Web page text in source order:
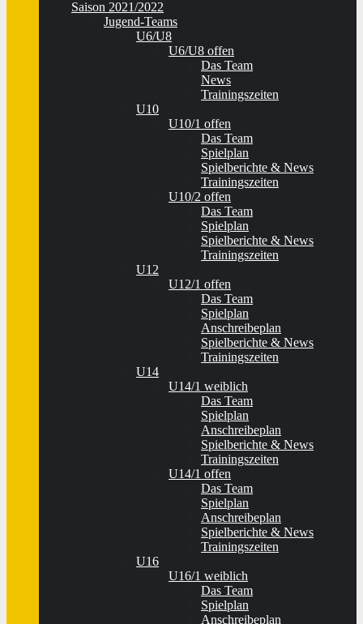
Saison 2021/2022
Jugend-Teams
U6/U8
U6/U8 offen
Das Team
News
Trainingszeiten
U10
U10/1 offen
Das Team
Spielplan
Spielberichte & News
Trainingszeiten
U10/2 offen
Das Team
Spielplan
Spielberichte & News
Trainingszeiten
U12
U12/1 offen
Das Team
Spielplan
Anschreibeplan
Spielberichte & News
Trainingszeiten
U14
U14/1 weiblich
Das Team
Spielplan
Anschreibeplan
Spielberichte & News
Trainingszeiten
U14/1 offen
Das Team
Spielplan
Anschreibeplan
Spielberichte & News
Trainingszeiten
U16
U16/1 weiblich
Das Team
Spielplan
Anschreibeplan